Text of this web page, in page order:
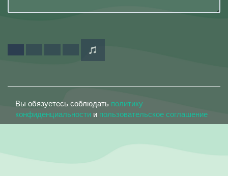
Вы обязуетесь соблюдать политику
конфиденциальности и пользовательское соглашение